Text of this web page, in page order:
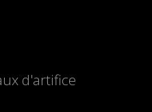
d'artifice